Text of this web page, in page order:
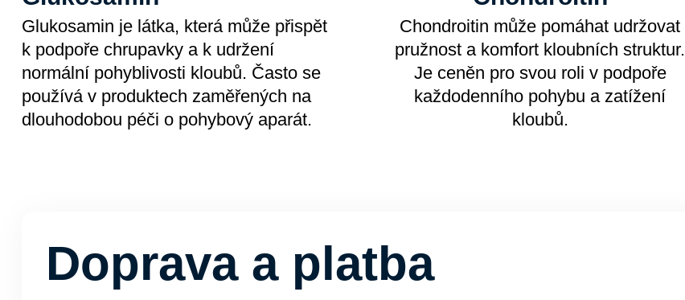
Glukosamin je látka, která může přispět
k podpoře chrupavky a k udržení
normální pohyblivosti kloubů. Často se
používá v produktech zaměřených na
dlouhodobou péči o pohybový aparát.
Chondroitin může pomáhat udržovat
pružnost a komfort kloubních struktur.
Je ceněn pro svou roli v podpoře
každodenního pohybu a zatížení
kloubů.
Doprava a platba